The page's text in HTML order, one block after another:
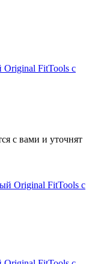
FitTools с
с вами и уточнят